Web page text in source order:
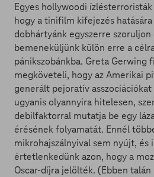
Egyes hollywoodi
hogy a tinifilm kifejezés
dobhártyánk egyszerre szoruljon
bemeneküljünk külön erre a
pánikszobánkba. Greta Gerwing
megköveteli, hogy az Amerikai
generált pejoratív asszociációkat
ugyanis olyannyira hitelesen,
debilfaktorral mutatja be egy
érésének folyamatát. Ennél
mikrohajszálnyival sem nyújt,
értetlenkedünk azon, hogy a
Oscar-díjra jelölték. (Ebben